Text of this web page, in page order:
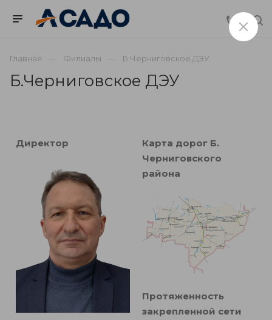
Главная Филиалы Б.Черниговское ДЭУ
Б.Черниговское ДЭУ
Директор
Карта дорог Б.
Черниговского
района
Протяженность
закрепленной сети